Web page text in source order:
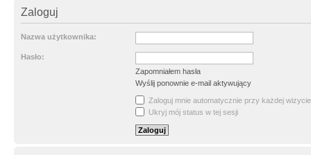
Zaloguj
Nazwa użytkownika:
Hasło:
Zapomniałem hasła
Wyślij ponownie e-mail aktywujący
Zaloguj mnie automatycznie przy każdej wizycie
Ukryj mój status w tej sesji